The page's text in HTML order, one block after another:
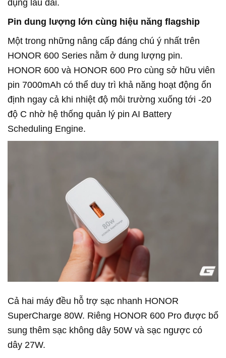
dụng lâu dài.
Pin dung lượng lớn cùng hiệu năng flagship
Một trong những nâng cấp đáng chú ý nhất trên
HONOR 600 Series nằm ở dung lượng pin.
HONOR 600 và HONOR 600 Pro cùng sở hữu viên
pin 7000mAh có thể duy trì khả năng hoạt động ổn
định ngay cả khi nhiệt độ môi trường xuống tới -20
độ C nhờ hệ thống quản lý pin AI Battery
Scheduling Engine.
Cả hai máy đều hỗ trợ sạc nhanh HONOR
SuperCharge 80W. Riêng HONOR 600 Pro được bổ
sung thêm sạc không dây 50W và sạc ngược có
dây 27W.